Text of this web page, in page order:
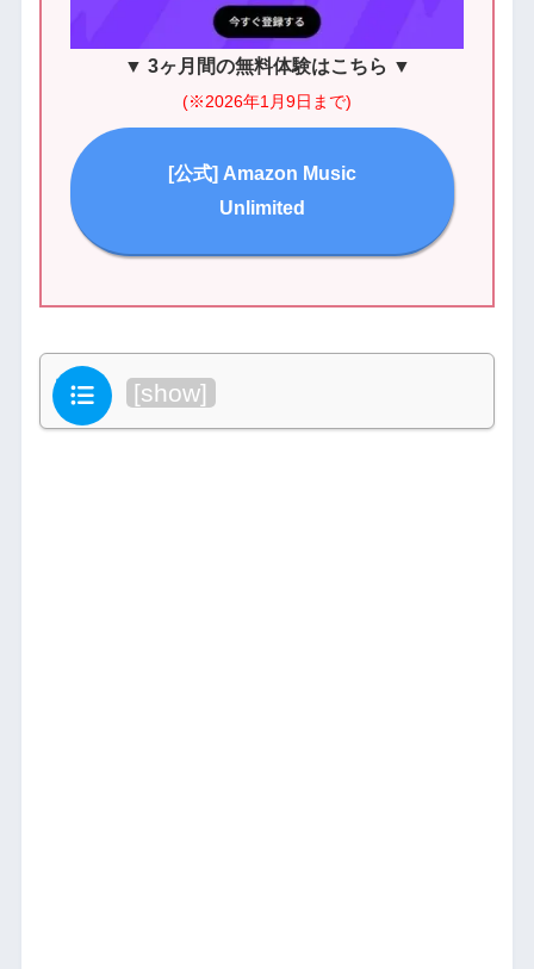
▼ 3ヶ月間の無料体験はこちら ▼
(※2026年1月9日まで)
[公式] Amazon Music
Unlimited
目次 [show]